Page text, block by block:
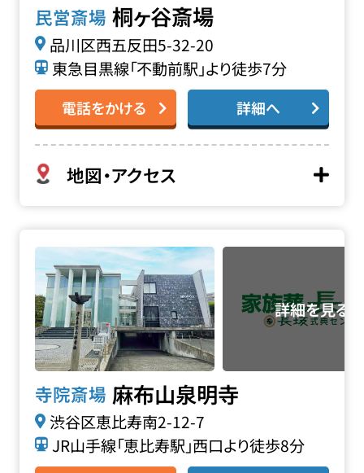
民営斎場 桐ヶ谷斎場
品川区西五反田5-32-20
東急目黒線「不動前駅」より徒歩7分
電話をかける 詳細へ
地図・アクセス
寺院斎場 麻布山泉明寺
渋谷区恵比寿南2-12-7
JR山手線「恵比寿駅」西口より徒歩8分
麻布山 泉明寺の詳細へ